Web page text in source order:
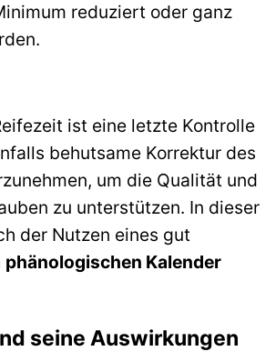
reduziert oder ganz
ist eine letzte Kontrolle
behutsame Korrektur des
um die Qualität und
zu unterstützen. In dieser
der Nutzen eines gut
phänologischen Kalender
seine Auswirkungen